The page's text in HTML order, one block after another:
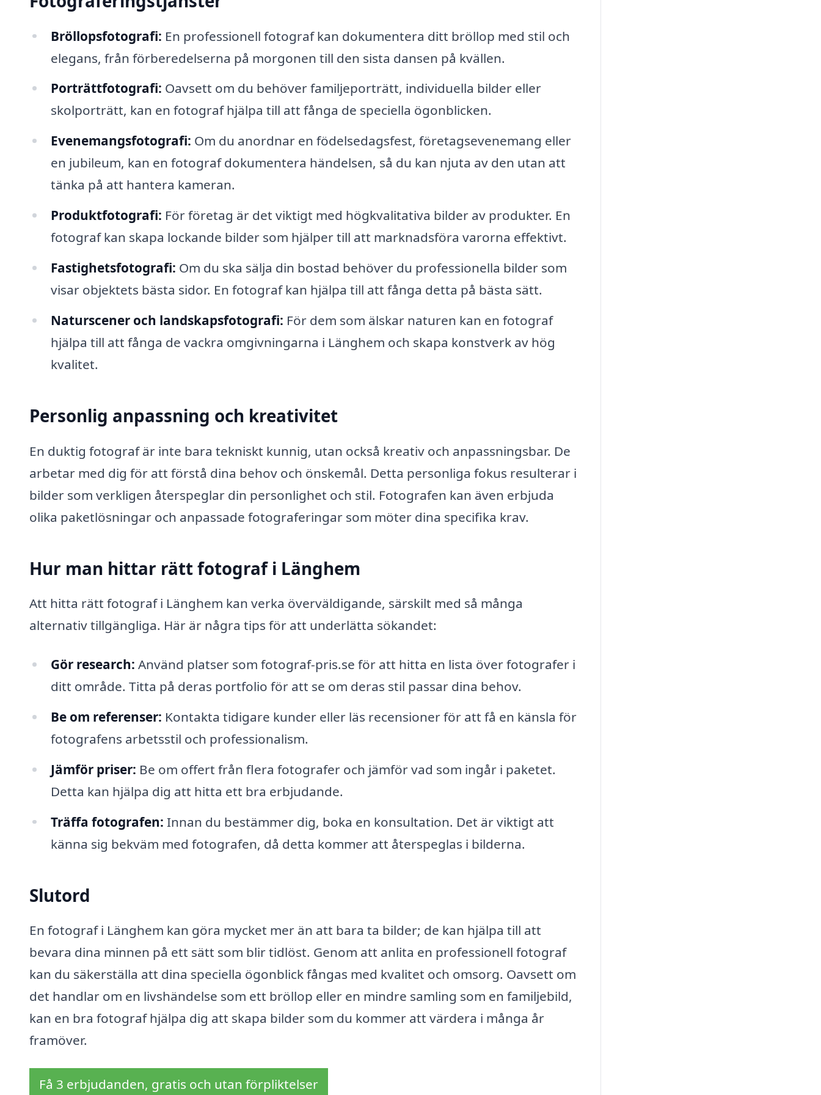
Bröllopsfotografi: En professionell fotograf kan dokumentera ditt bröllop med stil och
elegans, från förberedelserna på morgonen till den sista dansen på kvällen.
Porträttfotografi: Oavsett om du behöver familjeporträtt, individuella bilder eller
skolporträtt, kan en fotograf hjälpa till att fånga de speciella ögonblicken.
Evenemangsfotografi: Om du anordnar en födelsedagsfest, företagsevenemang eller
en jubileum, kan en fotograf dokumentera händelsen, så du kan njuta av den utan att
tänka på att hantera kameran.
Produktfotografi: För företag är det viktigt med högkvalitativa bilder av produkter. En
fotograf kan skapa lockande bilder som hjälper till att marknadsföra varorna effektivt.
Fastighetsfotografi: Om du ska sälja din bostad behöver du professionella bilder som
visar objektets bästa sidor. En fotograf kan hjälpa till att fånga detta på bästa sätt.
Naturscener och landskapsfotografi: För dem som älskar naturen kan en fotograf
hjälpa till att fånga de vackra omgivningarna i Länghem och skapa konstverk av hög
kvalitet.
Personlig anpassning och kreativitet
En duktig fotograf är inte bara tekniskt kunnig, utan också kreativ och anpassningsbar. De
arbetar med dig för att förstå dina behov och önskemål. Detta personliga fokus resulterar i
bilder som verkligen återspeglar din personlighet och stil. Fotografen kan även erbjuda
olika paketlösningar och anpassade fotograferingar som möter dina specifika krav.
Hur man hittar rätt fotograf i Länghem
Att hitta rätt fotograf i Länghem kan verka överväldigande, särskilt med så många
alternativ tillgängliga. Här är några tips för att underlätta sökandet:
Gör research: Använd platser som fotograf-pris.se för att hitta en lista över fotografer i
ditt område. Titta på deras portfolio för att se om deras stil passar dina behov.
Be om referenser: Kontakta tidigare kunder eller läs recensioner för att få en känsla för
fotografens arbetsstil och professionalism.
Jämför priser: Be om offert från flera fotografer och jämför vad som ingår i paketet.
Detta kan hjälpa dig att hitta ett bra erbjudande.
Träffa fotografen: Innan du bestämmer dig, boka en konsultation. Det är viktigt att
känna sig bekväm med fotografen, då detta kommer att återspeglas i bilderna.
Slutord
En fotograf i Länghem kan göra mycket mer än att bara ta bilder; de kan hjälpa till att
bevara dina minnen på ett sätt som blir tidlöst. Genom att anlita en professionell fotograf
kan du säkerställa att dina speciella ögonblick fångas med kvalitet och omsorg. Oavsett om
det handlar om en livshändelse som ett bröllop eller en mindre samling som en familjebild,
kan en bra fotograf hjälpa dig att skapa bilder som du kommer att värdera i många år
framöver.
Få 3 erbjudanden, gratis och utan förpliktelser